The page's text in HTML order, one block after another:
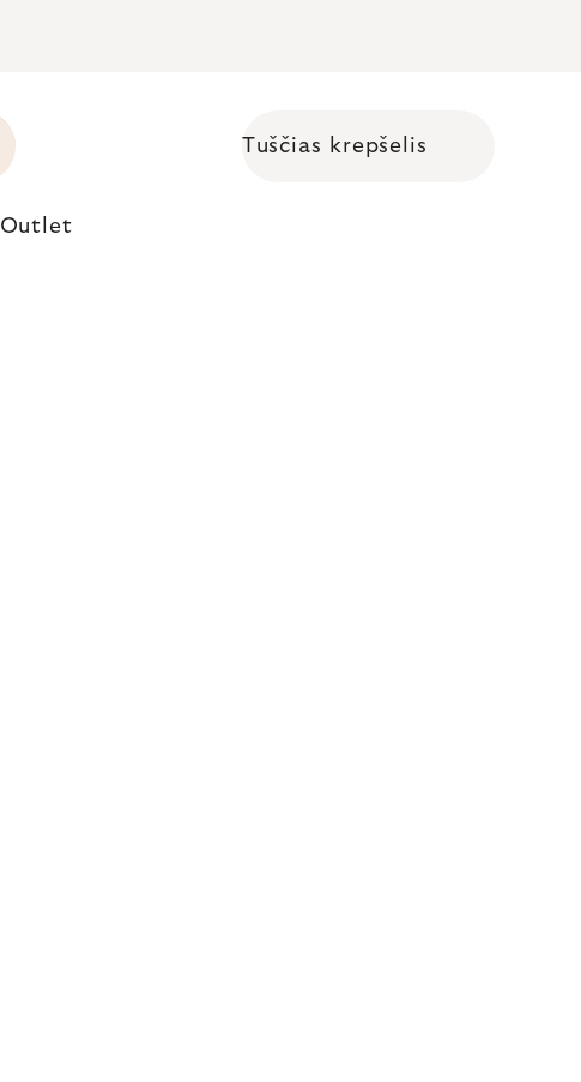
Shopping cart
Tuščias krepšelis
Outlet